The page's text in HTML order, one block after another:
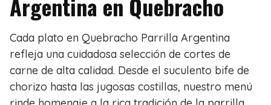
Cada plato en Quebracho Parrilla Argentina
refleja una cuidadosa selección de cortes de
carne de alta calidad. Desde el suculento bife de
chorizo hasta las jugosas costillas, nuestro menú